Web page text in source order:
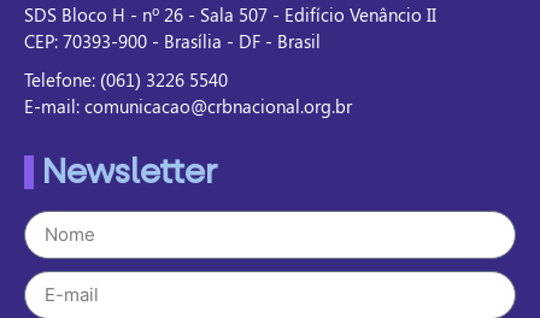
SDS Bloco H - nº 26 - Sala 507 - Edifício Venâncio II
CEP: 70393-900 - Brasília - DF - Brasil
Telefone: (061) 3226 5540
E-mail: comunicacao@crbnacional.org.br
Newsletter